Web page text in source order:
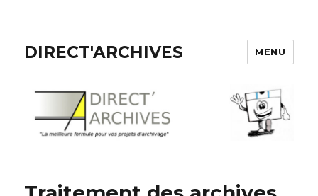
DIRECT'ARCHIVES MENU